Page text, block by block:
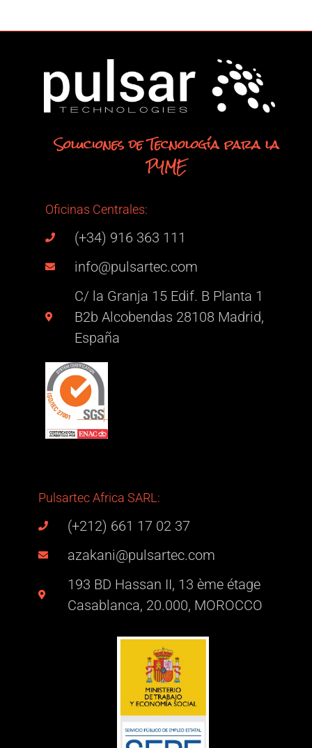
Soluciones de Tecnología para la
PYME
Oficinas Centrales:
(+34) 916 363 111
info@pulsartec.com
C/ la Granja 15 Edif. B Planta 1
B2b Alcobendas 28108 Madrid,
España
Pulsartec Africa SARL:
(+212) 661 17 02 37
azakani@pulsartec.com
193 BD Hassan II, 13 ème étage
Casablanca, 20.000, MOROCCO